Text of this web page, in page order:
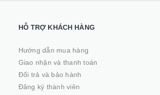
HỖ TRỢ KHÁCH HÀNG
Hướng dẫn mua hàng
Giao nhận và thanh toán
Đổi trả và bảo hành
Đăng ký thành viên